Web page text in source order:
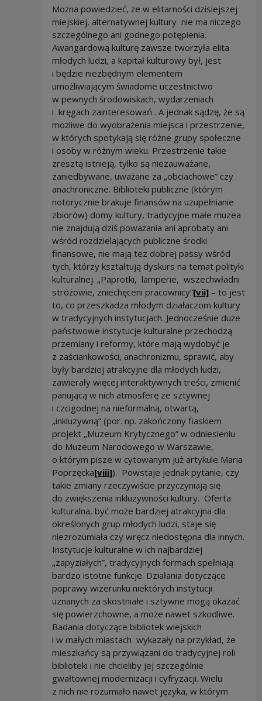
Można powiedzieć, że w elitarności dzisiejszej
miejskiej, alternatywnej kultury nie ma niczego
szczególnego ani godnego potępienia.
Awangardową kulturę zawsze tworzyła elita
młodych ludzi, a kapitał kulturowy był, jest
i będzie niezbędnym elementem
umożliwiającym świadome uczestnictwo
w pewnych środowiskach, wydarzeniach
i kręgach zainteresowań . A jednak sądzę, że są
możliwe do wyobrażenia miejsca i przestrzenie,
w których spotykają się różne grupy społeczne
i osoby w różnym wieku. Przestrzenie takie
zresztą istnieją, tylko są niezauważane,
zaniedbywane, uważane za „obciachowe” czy
anachroniczne. Biblioteki publiczne (którym
notorycznie brakuje finansów na uzupełnianie
zbiorów) domy kultury, tradycyjne małe muzea
nie znajdują dziś poważania ani aprobaty ani
wśród rozdzielających publiczne środki
finansowe, nie mają tez dobrej passy wśród
tych, którzy kształtują dyskurs na temat polityki
kulturalnej. „Paprotki, lamperie, wszechwładni
stróżowie, zniechęceni pracownicy”[vii]– to jest
to, co przeszkadza młodym działaczom kultury
w tradycyjnych instytucjach. Jednocześnie duże
państwowe instytucje kulturalne przechodzą
przemiany i reformy, które mają wydobyć je
z zaściankowości, anachronizmu, sprawić, aby
były bardziej atrakcyjne dla młodych ludzi,
zawierały więcej interaktywnych treści, zmienić
panującą w nich atmosferę ze sztywnej
i czcigodnej na nieformalną, otwartą,
„inkluzywną” (por. np. zakończony fiaskiem
projekt „Muzeum Krytycznego” w odniesieniu
do Muzeum Narodowego w Warszawie,
o którym pisze w cytowanym już artykule Maria
Poprzęcka[viii]). Powstaje jednak pytanie, czy
takie zmiany rzeczywiście przyczyniają się
do zwiększenia inkluzywności kultury. Oferta
kulturalna, być może bardziej atrakcyjna dla
określonych grup młodych ludzi, staje się
niezrozumiała czy wręcz niedostępna dla innych.
Instytucje kulturalne w ich najbardziej
„zapyziałych”, tradycyjnych formach spełniają
bardzo istotne funkcje. Działania dotyczące
poprawy wizerunku niektórych instytucji
uznanych za skostniałe i sztywne mogą okazać
się powierzchowne, a może nawet szkodliwe.
Badania dotyczące bibliotek wiejskich
i w małych miastach wykazały na przykład, że
mieszkańcy są przywiązani do tradycyjnej roli
biblioteki i nie chcieliby jej szczególnie
gwałtownej modernizacji i cyfryzacji. Wielu
z nich nie rozumiało nawet języka, w którym